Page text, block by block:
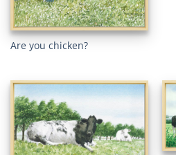
Are you chicken?